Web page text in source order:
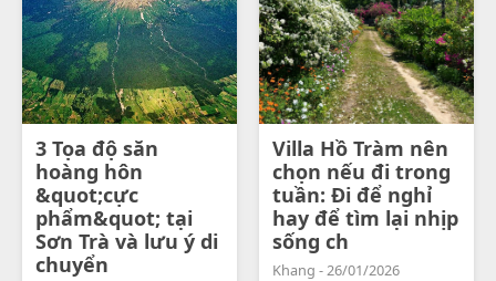
3 Tọa độ săn
hoàng hôn
&quot;cực
phẩm&quot; tại
Sơn Trà và lưu ý di
chuyển
Villa Hồ Tràm nên
chọn nếu đi trong
tuần: Đi để nghỉ
hay để tìm lại nhịp
sống ch
Khang - 26/01/2026